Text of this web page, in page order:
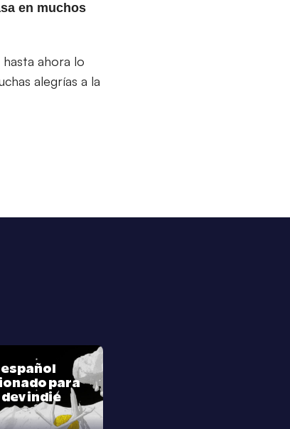
en muchos
ahora lo
alegrías a la
para
indie